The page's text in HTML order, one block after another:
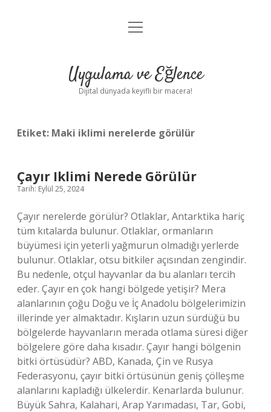
Anasayfa
Yasal Uyarı
menüyü
Uygulama ve Eğlence
Dijital dünyada keyifli bir macera!
Etiket: Maki iklimi nerelerde görülür
Çayır Iklimi Nerede Görülür
Tarih: Eylül 25, 2024
Çayır nerelerde görülür? Otlaklar, Antarktika hariç
tüm kıtalarda bulunur. Otlaklar, ormanların
büyümesi için yeterli yağmurun olmadığı yerlerde
bulunur. Otlaklar, otsu bitkiler açısından zengindir.
Bu nedenle, otçul hayvanlar da bu alanları tercih
eder. Çayır en çok hangi bölgede yetişir? Mera
alanlarının çoğu Doğu ve İç Anadolu bölgelerimizin
illerinde yer almaktadır. Kışların uzun sürdüğü bu
bölgelerde hayvanların merada otlama süresi diğer
bölgelere göre daha kısadır. Çayır hangi bölgenin
bitki örtüsüdür? ABD, Kanada, Çin ve Rusya
Federasyonu, çayır bitki örtüsünün geniş çölleşme
alanlarını kapladığı ülkelerdir. Kenarlarda bulunur.
Büyük Sahra, Kalahari, Arap Yarımadası, Tar, Gobi,